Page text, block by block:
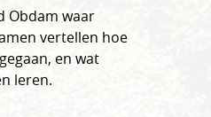
Obdam waar
vertellen hoe
en wat
leren.